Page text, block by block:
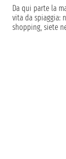
Da qui parte la
vita da spiaggia:
shopping, siete